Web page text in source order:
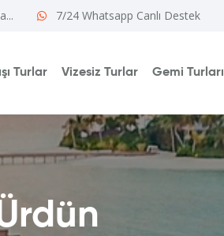
7/24 Whatsapp Canlı Destek
Turlar Vizesiz Turlar Gemi Turları